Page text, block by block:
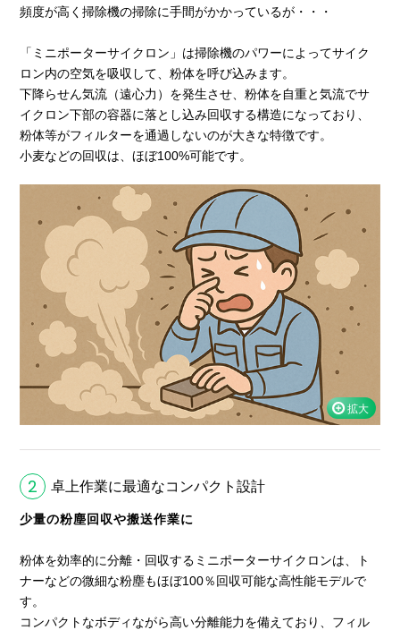
頻度が高く掃除機の掃除に手間がかかっているが・・・
「ミニポーターサイクロン」は掃除機のパワーによってサイク
ロン内の空気を吸収して、粉体を呼び込みます。
下降らせん気流（遠心力）を発生させ、粉体を自重と気流でサ
イクロン下部の容器に落とし込み回収する構造になっており、
粉体等がフィルターを通過しないのが大きな特徴です。
小麦などの回収は、ほぼ100%可能です。
2 卓上作業に最適なコンパクト設計
少量の粉塵回収や搬送作業に
粉体を効率的に分離・回収するミニポーターサイクロンは、ト
ナーなどの微細な粉塵もほぼ100％回収可能な高性能モデルで
す。
コンパクトなボディながら高い分離能力を備えており、フィル